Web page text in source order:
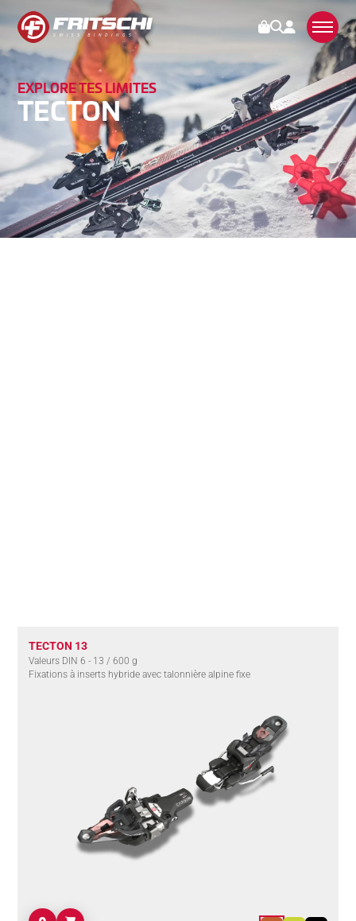
FIXATIONS
VIPEC EVO
XENIC
SCOUT
ACCESSOIRES
EXPLORE TES LIMITES
TECTON
TECTON 13
Valeurs DIN 6 - 13 / 600 g
Fixations à inserts hybride avec talonnière alpine fixe